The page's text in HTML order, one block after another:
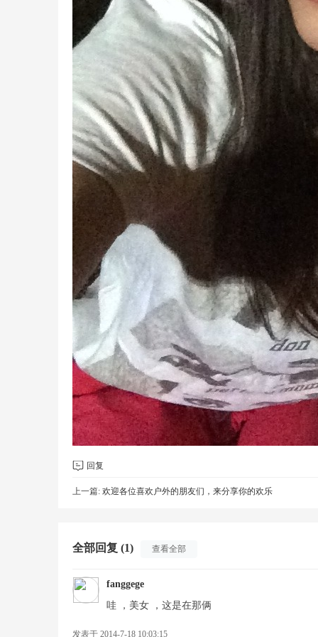
回复
上一篇: 欢迎各位喜欢户外的朋友们，来分享你的欢乐
全部回复 (1) 查看全部
fanggege
哇 ，美女 ，这是在那俩
发表于 2014-7-18 10:03:15